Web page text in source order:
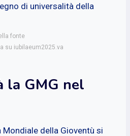
di universalità della
fonte
su iubilaeum2025.va
la GMG nel
della Gioventù si